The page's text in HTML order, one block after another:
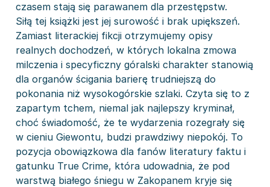
czasem stają się parawanem dla przestępstw.
​Siłą tej książki jest jej surowość i brak upiększeń.
Zamiast literackiej fikcji otrzymujemy opisy
realnych dochodzeń, w których lokalna zmowa
milczenia i specyficzny góralski charakter stanowią
dla organów ścigania barierę trudniejszą do
pokonania niż wysokogórskie szlaki. Czyta się to z
zapartym tchem, niemal jak najlepszy kryminał,
choć świadomość, że te wydarzenia rozegrały się
w cieniu Giewontu, budzi prawdziwy niepokój. To
pozycja obowiązkowa dla fanów literatury faktu i
gatunku True Crime, która udowadnia, że pod
warstwą białego śniegu w Zakopanem kryje się